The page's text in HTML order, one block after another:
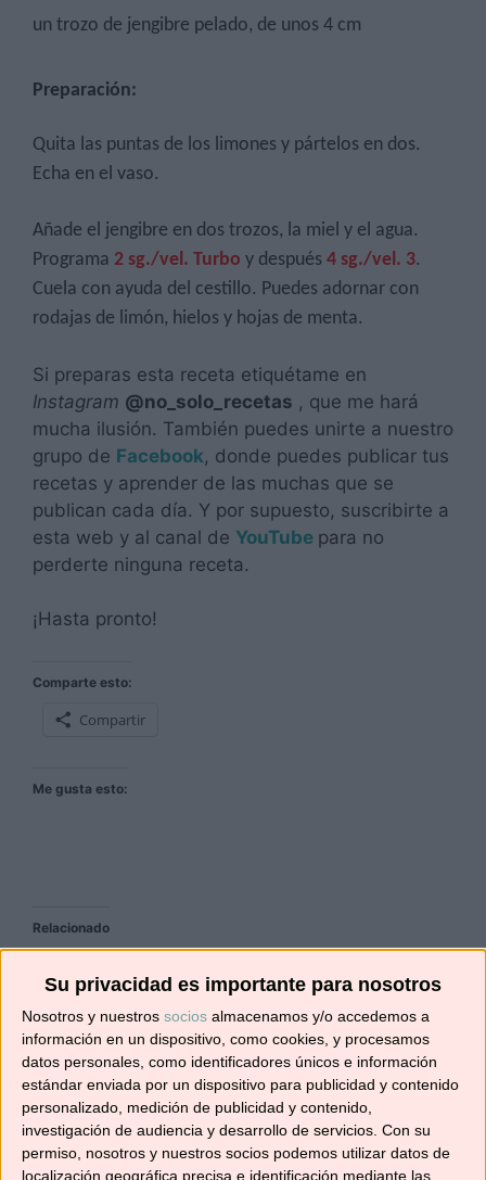
Su privacidad es importante para nosotros
Nosotros y nuestros socios almacenamos y/o accedemos a
información en un dispositivo, como cookies, y procesamos
datos personales, como identificadores únicos e información
estándar enviada por un dispositivo para publicidad y contenido
personalizado, medición de publicidad y contenido,
investigación de audiencia y desarrollo de servicios. Con su
permiso, nosotros y nuestros socios podemos utilizar datos de
localización geográfica precisa e identificación mediante las
un trozo de jengibre pelado, de unos 4 cm
Preparación:
Quita las puntas de los limones y pártelos en dos.
Echa en el vaso.
Añade el jengibre en dos trozos, la miel y el agua.
Programa 2 sg./vel. Turbo y después 4 sg./vel. 3.
Cuela con ayuda del cestillo. Puedes adornar con
rodajas de limón, hielos y hojas de menta.
Si preparas esta receta etiquétame en
Instagram @no_solo_recetas , que me hará
mucha ilusión. También puedes unirte a nuestro
grupo de Facebook, donde puedes publicar tus
recetas y aprender de las muchas que se
publican cada día. Y por supuesto, suscribirte a
esta web y al canal de YouTube para no
perderte ninguna receta.
¡Hasta pronto!
Comparte esto:
Compartir
Me gusta esto:
Relacionado
BEBIDA PARA LAS
DEFENSAS
10/11/2017
En «Recetas con
Thermomix»
GOLDEN MILK vs TÉ
DORADO
16/11/2018
En «Recetas con
Thermomix»